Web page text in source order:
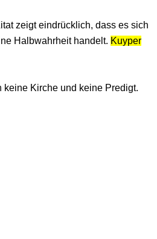
zeigt eindrücklich, dass es sich
Halbwahrheit handelt. Kuyper
Kirche und keine Predigt.